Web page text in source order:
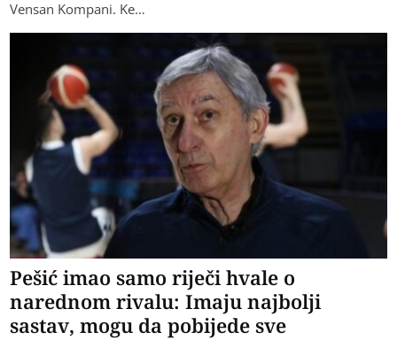
Vensan Kompani. Ke…
Pešić imao samo riječi hvale o
narednom rivalu: Imaju najbolji
sastav, mogu da pobijede sve